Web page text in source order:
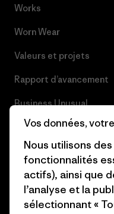
Works
Worn Wear
Valeurs et projets
Rapport d’avancement
Business Unusual
Objectifs climatiques
1% For The Planet
Comment nous
finançons
Vos données,
Nous utilisons
fonctionnalités
actifs), ainsi que
l’analyse et la
sélectionnant «